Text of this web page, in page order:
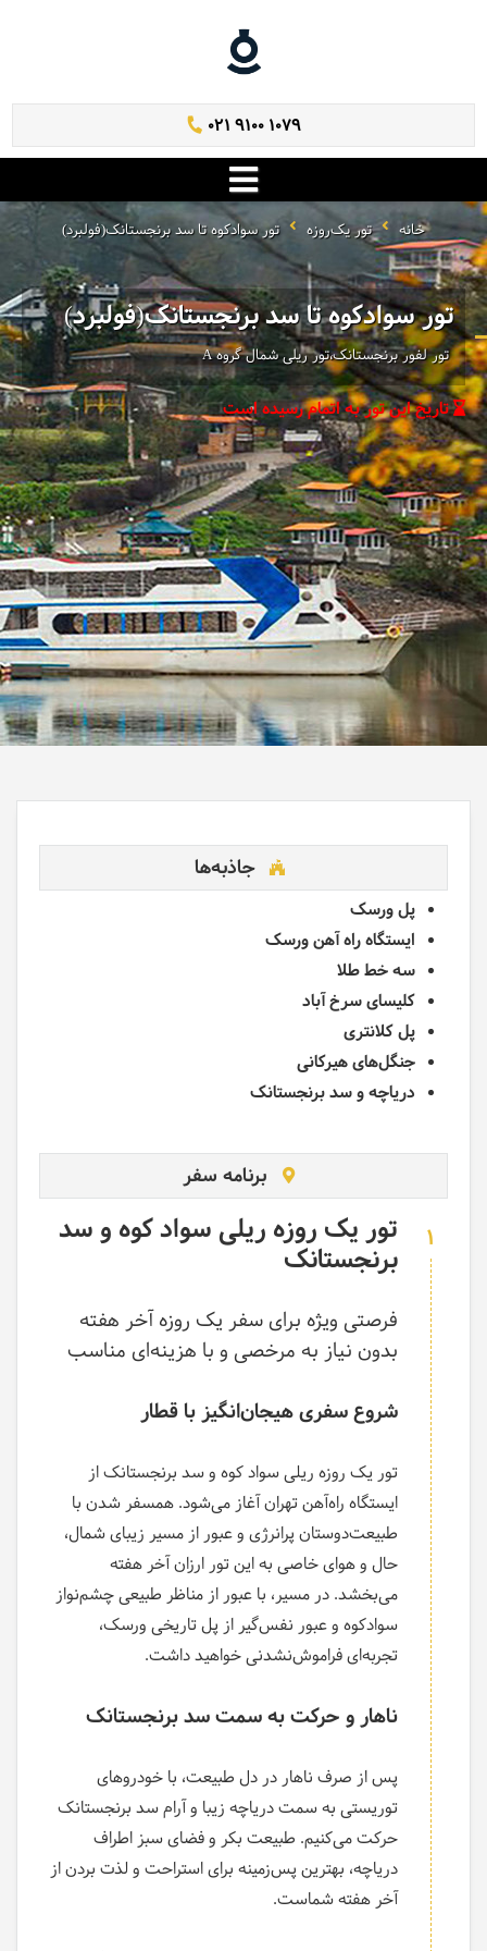
021 9100 1079
خانه تور یک‌روزه تور سوادکوه تا سد برنجستانک(فولبرد)
تور سوادکوه تا سد برنجستانک(فولبرد)
تور لفور برنجستانک،تور ریلی شمال گروه A
تاریخ این تور به اتمام رسیده است
جاذبه‌ها
پل ورسک
ایستگاه راه آهن ورسک
سه خط طلا
کلیسای سرخ آباد
پل کلانتری
جنگل‌های هیرکانی
دریاچه و سد برنجستانک
برنامه سفر
1 تور یک روزه ریلی سواد کوه و سد
برنجستانک
فرصتی ویژه برای سفر یک روزه آخر هفته
بدون نیاز به مرخصی و با هزینه‌ای مناسب
شروع سفری هیجان‌انگیز با قطار
تور یک روزه ریلی سواد کوه و سد برنجستانک از
ایستگاه راه‌آهن تهران آغاز می‌شود. همسفر شدن با
طبیعت‌دوستان پرانرژی و عبور از مسیر زیبای شمال،
حال و هوای خاصی به این تور ارزان آخر هفته
می‌بخشد. در مسیر، با عبور از مناظر طبیعی چشم‌نواز
سوادکوه و عبور نفس‌گیر از پل تاریخی ورسک،
تجربه‌ای فراموش‌نشدنی خواهید داشت.
ناهار و حرکت به سمت سد برنجستانک
پس از صرف ناهار در دل طبیعت، با خودروهای
توریستی به سمت دریاچه زیبا و آرام سد برنجستانک
حرکت می‌کنیم. طبیعت بکر و فضای سبز اطراف
دریاچه، بهترین پس‌زمینه برای استراحت و لذت بردن از
آخر هفته شماست.